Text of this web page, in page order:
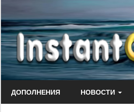
к
содержанию
ДОПОЛНЕНИЯ НОВОСТИ